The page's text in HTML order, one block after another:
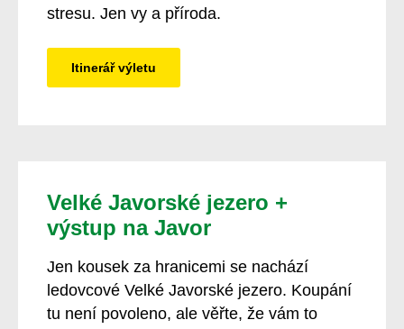
stresu. Jen vy a příroda.
Itinerář výletu
Velké Javorské jezero +
výstup na Javor
Jen kousek za hranicemi se nachází
ledovcové Velké Javorské jezero. Koupání
tu není povoleno, ale věřte, že vám to